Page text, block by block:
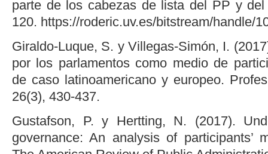
parte de los cabezas de lista del PP y
120. https://roderic.uv.es/bitstream/handle/
Giraldo-Luque, S. y Villegas-Simón, I.
por los parlamentos como medio de
de caso latinoamericano y europeo.
26(3), 430-437.
Gustafson, P. y Hertting, N. (2017).
governance: An analysis of participants’